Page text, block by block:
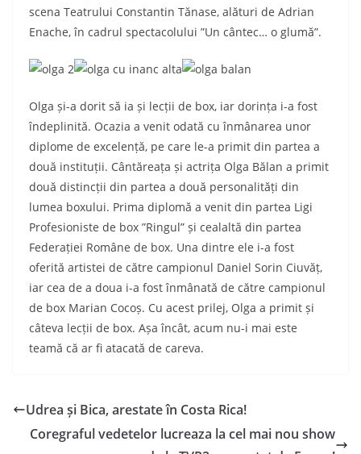
scena Teatrului Constantin Tănase, alături de Adrian
Enache, în cadrul spectacolului ”Un cântec… o glumă”.
Olga și-a dorit să ia și lecții de box, iar dorința i-a fost
îndeplinită. Ocazia a venit odată cu înmânarea unor
diplome de excelență, pe care le-a primit din partea a
două instituții. Cântăreața și actrița Olga Bălan a primit
două distincții din partea a două personalități din
lumea boxului. Prima diplomă a venit din partea Ligi
Profesioniste de box ”Ringul” și cealaltă din partea
Federației Române de box. Una dintre ele i-a fost
oferită artistei de către campionul Daniel Sorin Ciuvăț,
iar cea de a doua i-a fost înmânată de către campionul
de box Marian Cocoș. Cu acest prilej, Olga a primit și
câteva lecții de box. Așa încât, acum nu-i mai este
teamă că ar fi atacată de careva.
Udrea și Bica, arestate în Costa Rica!
Coregraful vedetelor lucreaza la cel mai nou show